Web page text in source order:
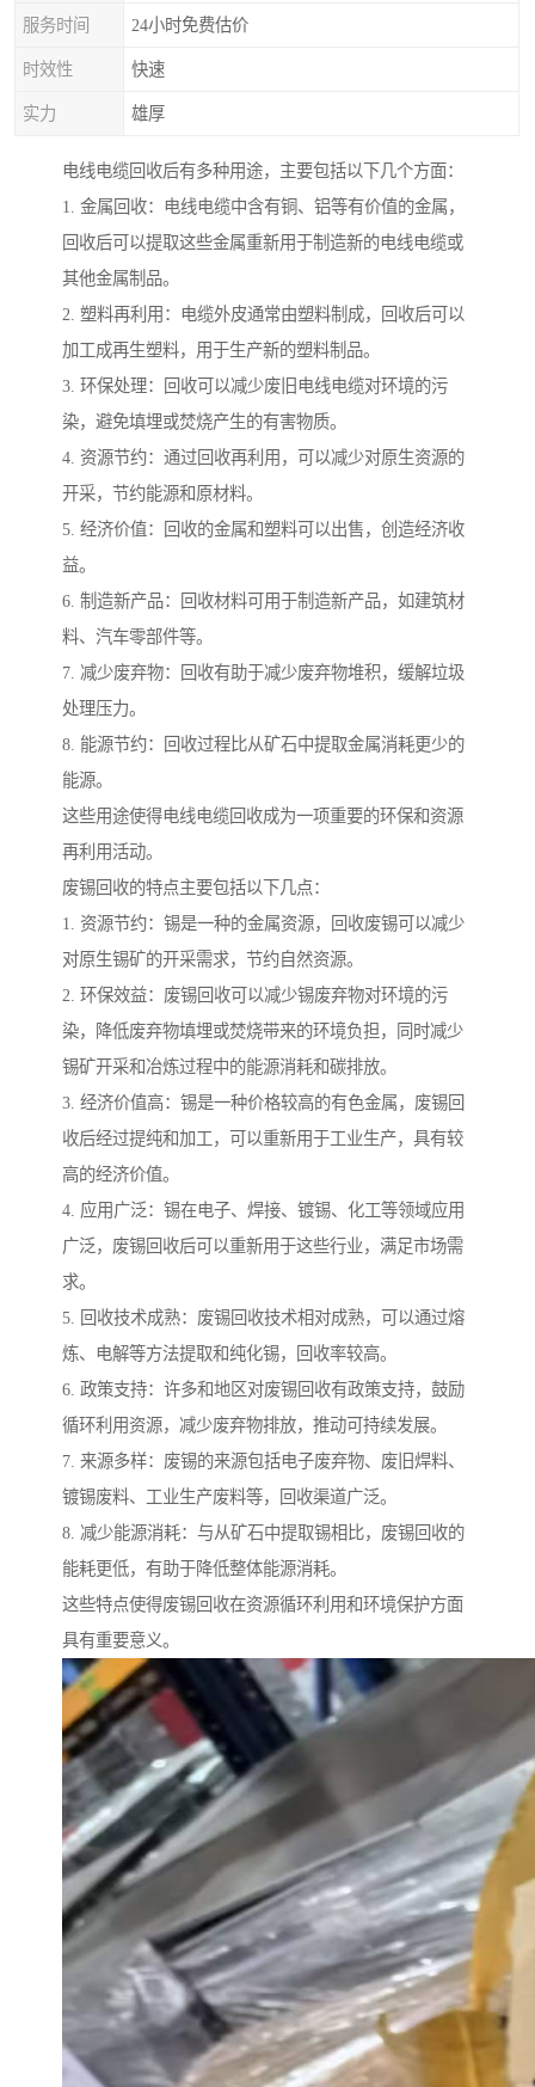
服务时间 24小时免费估价
时效性 快速
实力 雄厚
电线电缆回收后有多种用途，主要包括以下几个方面：
1. 金属回收：电线电缆中含有铜、铝等有价值的金属，
回收后可以提取这些金属重新用于制造新的电线电缆或
其他金属制品。
2. 塑料再利用：电缆外皮通常由塑料制成，回收后可以
加工成再生塑料，用于生产新的塑料制品。
3. 环保处理：回收可以减少废旧电线电缆对环境的污
染，避免填埋或焚烧产生的有害物质。
4. 资源节约：通过回收再利用，可以减少对原生资源的
开采，节约能源和原材料。
5. 经济价值：回收的金属和塑料可以出售，创造经济收
益。
6. 制造新产品：回收材料可用于制造新产品，如建筑材
料、汽车零部件等。
7. 减少废弃物：回收有助于减少废弃物堆积，缓解垃圾
处理压力。
8. 能源节约：回收过程比从矿石中提取金属消耗更少的
能源。
这些用途使得电线电缆回收成为一项重要的环保和资源
再利用活动。
废锡回收的特点主要包括以下几点：
1. 资源节约：锡是一种的金属资源，回收废锡可以减少
对原生锡矿的开采需求，节约自然资源。
2. 环保效益：废锡回收可以减少锡废弃物对环境的污
染，降低废弃物填埋或焚烧带来的环境负担，同时减少
锡矿开采和冶炼过程中的能源消耗和碳排放。
3. 经济价值高：锡是一种价格较高的有色金属，废锡回
收后经过提纯和加工，可以重新用于工业生产，具有较
高的经济价值。
4. 应用广泛：锡在电子、焊接、镀锡、化工等领域应用
广泛，废锡回收后可以重新用于这些行业，满足市场需
求。
5. 回收技术成熟：废锡回收技术相对成熟，可以通过熔
炼、电解等方法提取和纯化锡，回收率较高。
6. 政策支持：许多和地区对废锡回收有政策支持，鼓励
循环利用资源，减少废弃物排放，推动可持续发展。
7. 来源多样：废锡的来源包括电子废弃物、废旧焊料、
镀锡废料、工业生产废料等，回收渠道广泛。
8. 减少能源消耗：与从矿石中提取锡相比，废锡回收的
能耗更低，有助于降低整体能源消耗。
这些特点使得废锡回收在资源循环利用和环境保护方面
具有重要意义。